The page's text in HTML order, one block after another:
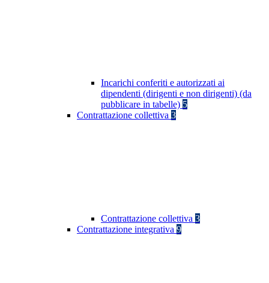
Incarichi conferiti e autorizzati ai
dipendenti (dirigenti e non dirigenti) (da
pubblicare in tabelle) 5
Contrattazione collettiva 3
Contrattazione collettiva 3
Contrattazione integrativa 9